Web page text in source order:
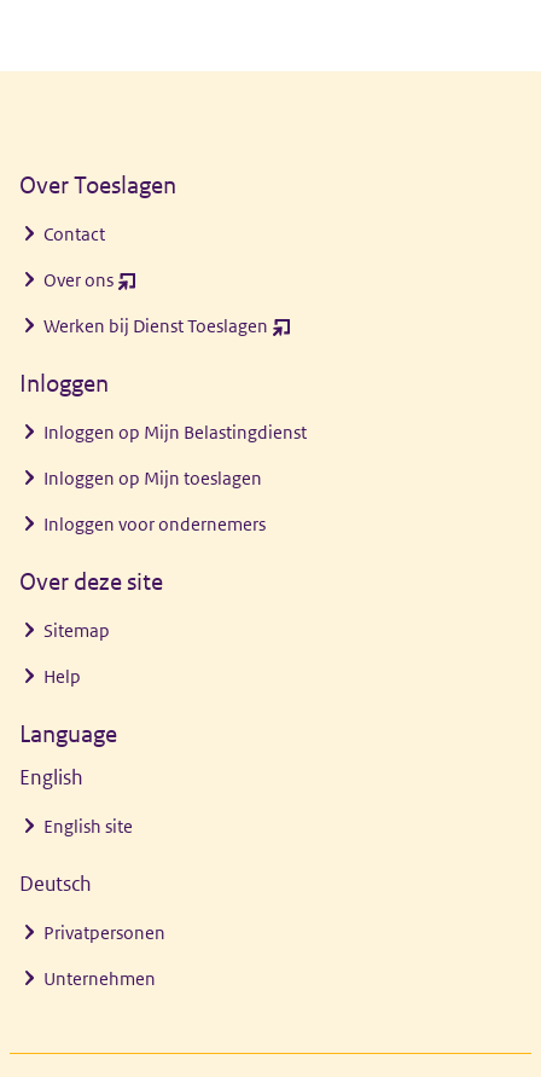
Over Toeslagen
Contact
Over ons (opent
venster)
Werken bij Dienst Toeslagen (opent
Inloggen
Inloggen op Mijn Belastingdienst
Inloggen op Mijn toeslagen
Inloggen voor ondernemers
Over deze site
Sitemap
Help
Language
English
English site
Deutsch
Privatpersonen
Unternehmen